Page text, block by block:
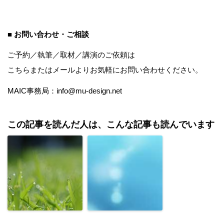
■ お問い合わせ・ご相談
ご予約／執筆／取材／講演のご依頼は
こちら またはメールよりお気軽にお問い合わせください。
MAIC事務局：info@mu-design.net
この記事を読んだ人は、こんな記事も読んでいます